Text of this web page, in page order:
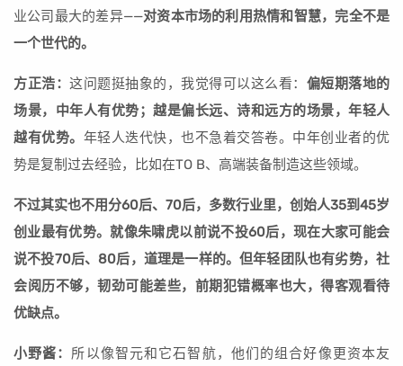
业公司最大的差异——对资本市场的利用热情和智慧，完全不是
一个世代的。
方正浩： 这问题挺抽象的，我觉得可以这么看： 偏短期落地的
场景，中年人有优势；越是偏长远、诗和远方的场景，年轻人
越有优势。 年轻人迭代快，也不急着交答卷。中年创业者的优
势是复制过去经验，比如在TO B、高端装备制造这些领域。
不过其实也不用分60后、70后，多数行业里，创始人35到45岁
创业最有优势。就像朱啸虎以前说不投60后，现在大家可能会
说不投70后、80后，道理是一样的。但年轻团队也有劣势，社
会阅历不够，韧劲可能差些，前期犯错概率也大，得客观看待
优缺点。
小野酱： 所以像智元和它石智航，他们的组合好像更资本友